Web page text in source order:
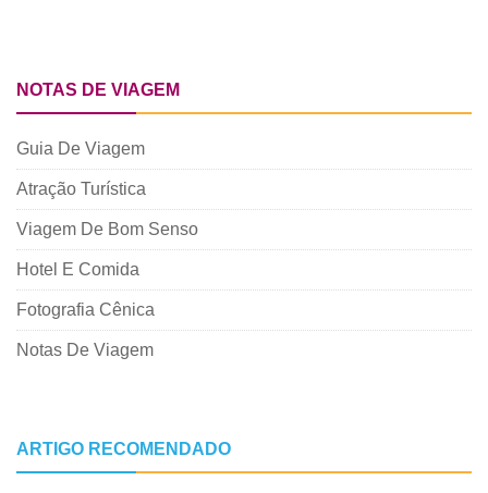
NOTAS DE VIAGEM
Guia De Viagem
Atração Turística
Viagem De Bom Senso
Hotel E Comida
Fotografia Cênica
Notas De Viagem
ARTIGO RECOMENDADO